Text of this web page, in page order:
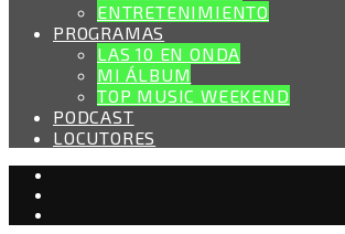
ENTRETENIMIENTO
PROGRAMAS
LAS 10 EN ONDA
MI ÁLBUM
TOP MUSIC WEEKEND
PODCAST
LOCUTORES